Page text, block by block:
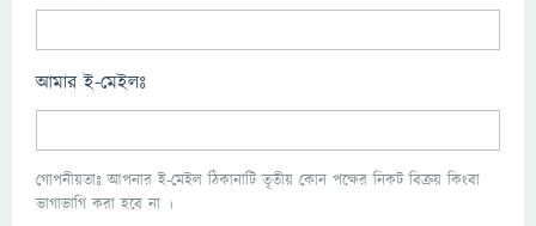
আমার ই-মেইলঃ
গোপনীয়তাঃ আপনার ই-মেইল ঠিকানাটি তৃতীয় কোন পক্ষের নিকট বিক্রয় কিংবা
ভাগাভাগি করা হবে না ।